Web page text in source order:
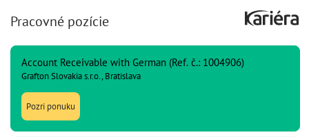
Pracovné pozície
Account Receivable with German (Ref. č.: 1004906)
Grafton Slovakia s.r.o., Bratislava
Pozri ponuku